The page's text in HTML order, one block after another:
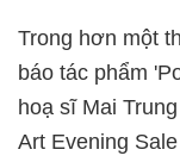
Trong hơn một
báo tác phẩm
hoạ sĩ Mai
Art Evening